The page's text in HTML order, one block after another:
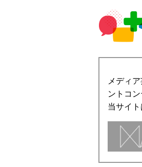
メディ
ントコ
当サイ